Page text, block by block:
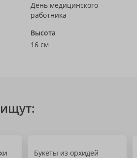
День медицинского
работника
Высота
16 см
Букеты из орхидей